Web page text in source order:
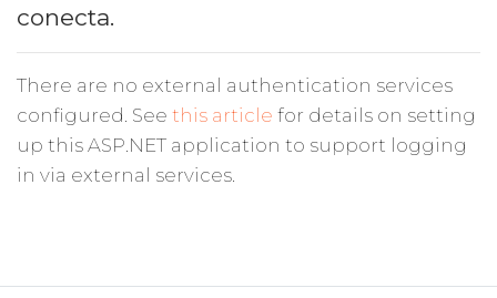
conecta.
There are no external authentication services
configured. See this article for details on setting
up this ASP.NET application to support logging
in via external services.